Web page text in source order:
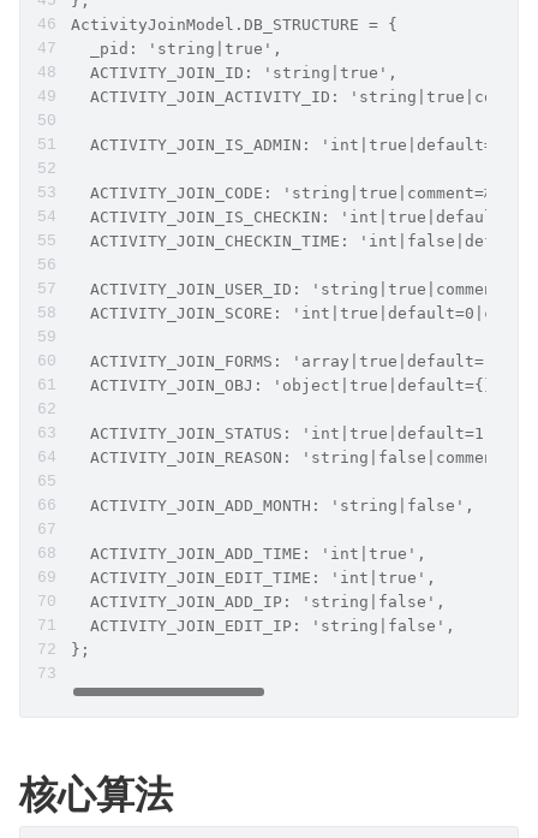
ActivityJoinModel.DB_STRUCTURE = {
  _pid: 'string|true',
  ACTIVITY_JOIN_ID: 'string|true',
ACTIVITY_JOIN_ACTIVITY_ID:
ACTIVITY_JOIN_IS_ADMIN:
ACTIVITY_JOIN_CODE: 'string|true|comment=核验码
ACTIVITY_JOIN_IS_CHECKIN:
ACTIVITY_JOIN_CHECKIN_TIME:
ACTIVITY_JOIN_USER_ID: 'string|true|comment=用
ACTIVITY_JOIN_SCORE:
ACTIVITY_JOIN_FORMS:
  ACTIVITY_JOIN_OBJ: 'object|true|default={}',
ACTIVITY_JOIN_STATUS:
ACTIVITY_JOIN_REASON: 'string|false|comment=取
  ACTIVITY_JOIN_ADD_MONTH: 'string|false',
  ACTIVITY_JOIN_ADD_TIME: 'int|true',
  ACTIVITY_JOIN_EDIT_TIME: 'int|true',
  ACTIVITY_JOIN_ADD_IP: 'string|false',
  ACTIVITY_JOIN_EDIT_IP: 'string|false',
};
核心算法